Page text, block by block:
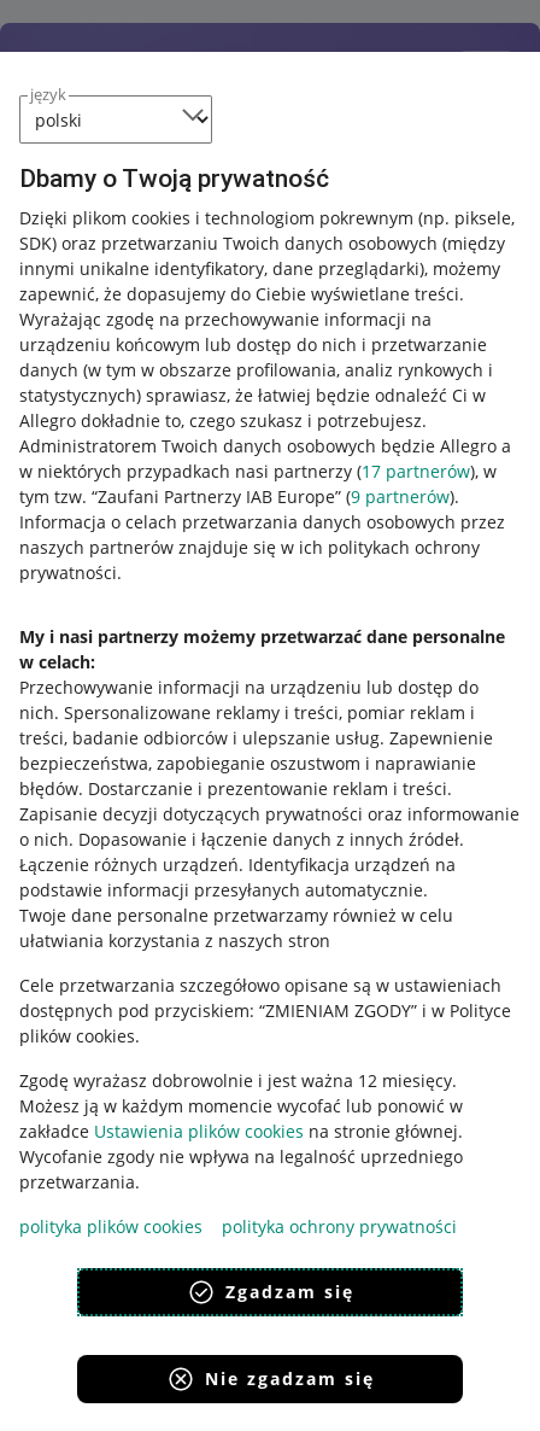
język
Dbamy o Twoją prywatność
Dzięki plikom cookies i technologiom pokrewnym (np. piksele,
SDK) oraz przetwarzaniu Twoich danych osobowych (między
innymi unikalne identyfikatory, dane przeglądarki), możemy
zapewnić, że dopasujemy do Ciebie wyświetlane treści.
Wyrażając zgodę na przechowywanie informacji na
urządzeniu końcowym lub dostęp do nich i przetwarzanie
danych (w tym w obszarze profilowania, analiz rynkowych i
statystycznych) sprawiasz, że łatwiej będzie odnaleźć Ci w
Allegro dokładnie to, czego szukasz i potrzebujesz.
Administratorem Twoich danych osobowych będzie Allegro a
w niektórych przypadkach nasi partnerzy (17 partnerów), w
tym tzw. “Zaufani Partnerzy IAB Europe” (9 partnerów).
Informacja o celach przetwarzania danych osobowych przez
naszych partnerów znajduje się w ich politykach ochrony
prywatności.
My i nasi partnerzy możemy przetwarzać dane personalne
w celach:
Przechowywanie informacji na urządzeniu lub dostęp do
nich. Spersonalizowane reklamy i treści, pomiar reklam i
treści, badanie odbiorców i ulepszanie usług. Zapewnienie
bezpieczeństwa, zapobieganie oszustwom i naprawianie
błędów. Dostarczanie i prezentowanie reklam i treści.
Zapisanie decyzji dotyczących prywatności oraz informowanie
o nich. Dopasowanie i łączenie danych z innych źródeł.
Łączenie różnych urządzeń. Identyfikacja urządzeń na
podstawie informacji przesyłanych automatycznie.
Twoje dane personalne przetwarzamy również w celu
ułatwiania korzystania z naszych stron
Cele przetwarzania szczegółowo opisane są w ustawieniach
dostępnych pod przyciskiem: “ZMIENIAM ZGODY” i w Polityce
plików cookies.
Zgodę wyrażasz dobrowolnie i jest ważna 12 miesięcy.
Możesz ją w każdym momencie wycofać lub ponowić w
zakładce Ustawienia plików cookies na stronie głównej.
Wycofanie zgody nie wpływa na legalność uprzedniego
przetwarzania.
polityka plików cookies
polityka ochrony prywatności
Zgadzam się
Nie zgadzam się
Przydatne informacje
Jak to działa
Allegro Gadane dla sprzedających
Allegro Gadane dla kupujących
Mapa miejscowości
Informacje prawne
Regulamin
Polityka plików "cookies"
Ustawienia plików "cookies"
Udostępnianie lokalizacji
Informacje dla Aktu o Usługach Cyfrowych
Pobierz aplikację
Korzystanie z serwisu oznacza akceptacjęregulaminu